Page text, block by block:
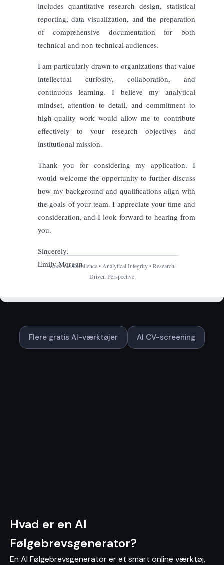
Flere gratis AI-værktøjer AI CV-screening
Hvad er en AI
Følgebrevsgenerator?
En AI Følgebrevsgenerator er et smart online værktøj,